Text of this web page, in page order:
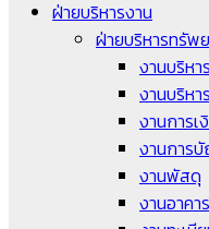
ฝ่ายบริหารงาน
ฝ่ายบริหารทรัพ
งานบริหา
งานบริห
งานการเ
งานการ
งานพัสดุ
งานอาคา